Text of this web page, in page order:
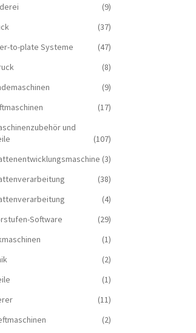
(9)
(37)
to-plate Systeme
(47)
(8)
(9)
(17)
und
(107)
(3)
(38)
(4)
Software
(29)
(1)
(2)
(1)
(11)
(2)